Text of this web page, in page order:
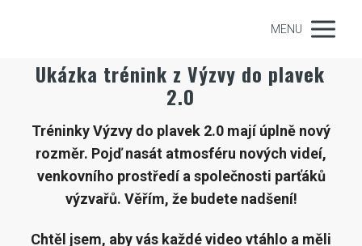
MENU
Ukázka trénink z Výzvy do plavek
2.0
Tréninky Výzvy do plavek 2.0 mají úplně nový
rozměr. Pojď nasát atmosféru nových videí,
venkovního prostředí a společnosti parťáků
výzvařů. Věřím, že budete nadšení!
Chtěl jsem, aby vás každé video vtáhlo a měli